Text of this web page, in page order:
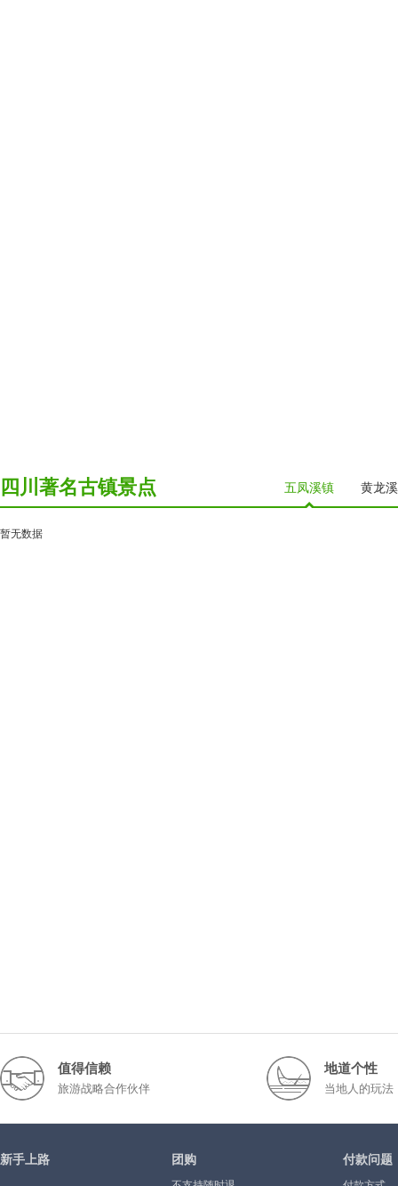
四川著名古镇景点 五凤溪镇 黄龙
暂无数据
值得信赖
旅游战略合作伙伴
地道个性
当地人的玩法
新手上路 团购 付款问题